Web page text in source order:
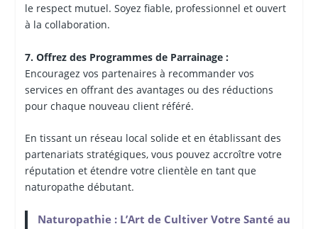
le respect mutuel. Soyez fiable, professionnel et ouvert
à la collaboration.
7. Offrez des Programmes de Parrainage :
Encouragez vos partenaires à recommander vos
services en offrant des avantages ou des réductions
pour chaque nouveau client référé.
En tissant un réseau local solide et en établissant des
partenariats stratégiques, vous pouvez accroître votre
réputation et étendre votre clientèle en tant que
naturopathe débutant.
Naturopathie : L’Art de Cultiver Votre Santé au